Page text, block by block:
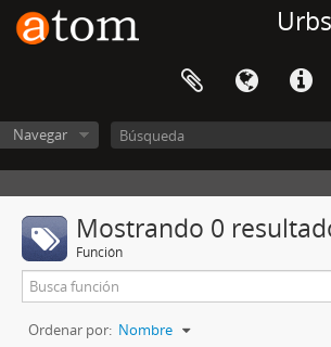
Navegar
Mostrando 0
Función
Ordenar por: Nombre